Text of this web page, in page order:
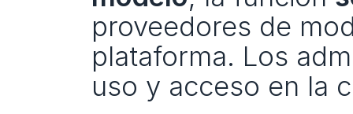
proveedores de
plataforma. Los
uso y acceso en la